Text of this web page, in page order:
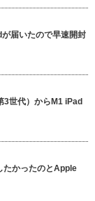
届いたので早速開封
3世代）からM1 iPad
かったのとApple